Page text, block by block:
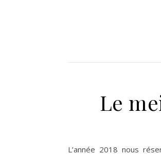
Le
L’année 2018 nous